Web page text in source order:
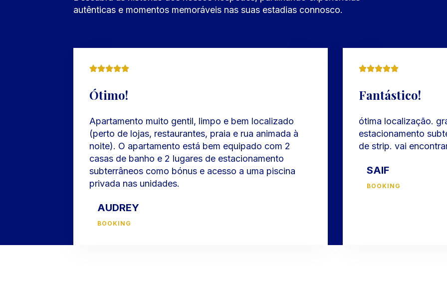
autênticas e momentos memoráveis nas suas estadias connosco.
Ótimo!
Apartamento muito gentil, limpo e bem localizado
(perto de lojas, restaurantes, praia e rua animada à
noite). O apartamento está bem equipado com 2
casas de banho e 2 lugares de estacionamento
subterrâneos como bónus e acesso a uma piscina
privada nas unidades.
AUDREY
BOOKING
Fantástico!
ótima localização.
estacionamento
de strip. vai
SAIF
BOOKING